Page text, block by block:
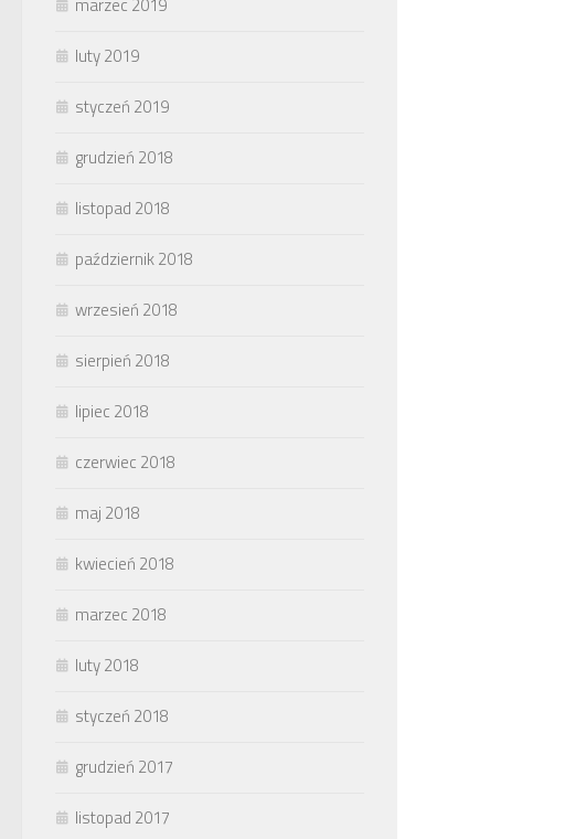
luty 2019
styczeń 2019
grudzień 2018
listopad 2018
październik 2018
wrzesień 2018
sierpień 2018
lipiec 2018
czerwiec 2018
maj 2018
kwiecień 2018
marzec 2018
luty 2018
styczeń 2018
grudzień 2017
listopad 2017